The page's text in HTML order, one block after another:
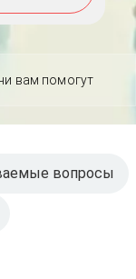
вам помогут
вопросы